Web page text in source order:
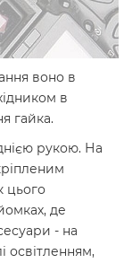
воно в
в
гайка.
рукою. На
цього
де
- на
освітленням,